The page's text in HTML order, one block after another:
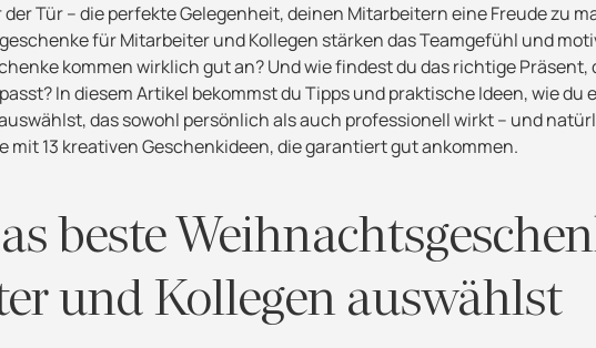
Tür – die perfekte Gelegenheit, deinen Mitarbeitern eine Freude zu
für Mitarbeiter und Kollegen stärken das Teamgefühl und
kommen wirklich gut an? Und wie findest du das richtige Präsent,
In diesem Artikel bekommst du Tipps und praktische Ideen, wie
das sowohl persönlich als auch professionell wirkt – und
mit 13 kreativen Geschenkideen, die garantiert gut ankommen.
beste
und Kollegen auswählst